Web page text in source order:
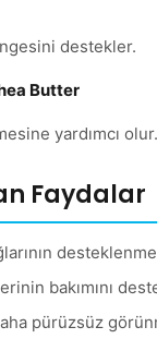
destekler.
Butter
yardımcı olur.
Faydalar
bakımını
pürüzsüz